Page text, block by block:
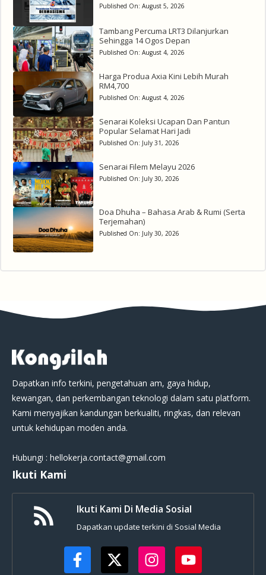
Published On: August 5, 2026
Tambang Percuma LRT3 Dilanjurkan
Sehingga 14 Ogos Depan
Published On: August 4, 2026
Harga Produa Axia Kini Lebih Murah
RM4,700
Published On: August 4, 2026
Senarai Koleksi Ucapan Dan Pantun
Popular Selamat Hari Jadi
Published On: July 31, 2026
Senarai Filem Melayu 2026
Published On: July 30, 2026
Doa Dhuha – Bahasa Arab & Rumi (Serta
Terjemahan)
Published On: July 30, 2026
Dapatkan info terkini, pengetahuan am, gaya hidup,
kewangan, dan perkembangan teknologi dalam satu platform.
Kami menyajikan kandungan berkualiti, ringkas, dan relevan
untuk kehidupan moden anda.
Hubungi : hellokerja.contact@gmail.com
Ikuti Kami
Ikuti Kami Di Media Sosial
Dapatkan update terkini di Sosial Media